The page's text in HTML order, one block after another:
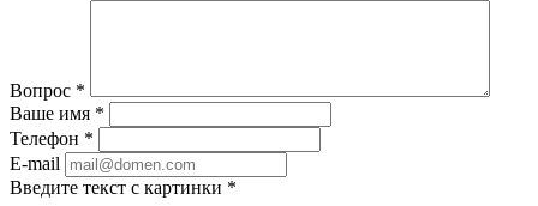
Вопрос *
Ваше имя *
Телефон *
E-mail
Введите текст с картинки *